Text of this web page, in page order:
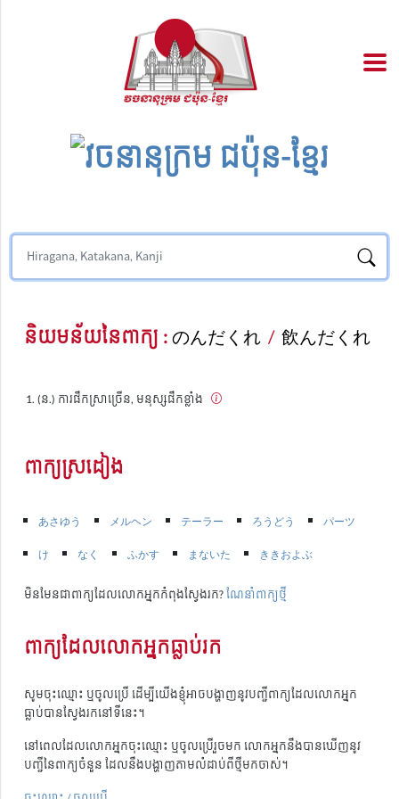
និយមន័យនៃពាក្យ :のんだくれ / 飲んだくれ
(ន.) ការផឹកស្រាច្រើន, មនុស្សផឹកខ្លាំង
ពាក្យស្រដៀង
あさゆう メルヘン テーラー ろうどう
パーツ
け
なく ふかす まないた ききおよぶ
មិនមែនជាពាក្យដែលលោកអ្នកកំពុងស្វែងរក?ណែនាំពាក្យថ្មី
ពាក្យដែលលោកអ្នកធ្លាប់រក
សូមចុះឈ្មោះ ឬចូលប្រើ ដើម្បីយើងខ្ញុំអាចបង្ហាញនូវបញ្ជីពាក្យដែលលោកអ្នក
ធ្លាប់បានស្វែងរកនៅទីនេះ។
នៅពេលដែលលោកអ្នកចុះឈ្មោះ ឬចូលប្រើរួចមក លោកអ្នកនឹងបានឃើញនូវ
បញ្ជីនៃពាក្យចំនួន ដែលនឹងបង្ហាញតាមលំដាប់ពីថ្មីមកចាស់។